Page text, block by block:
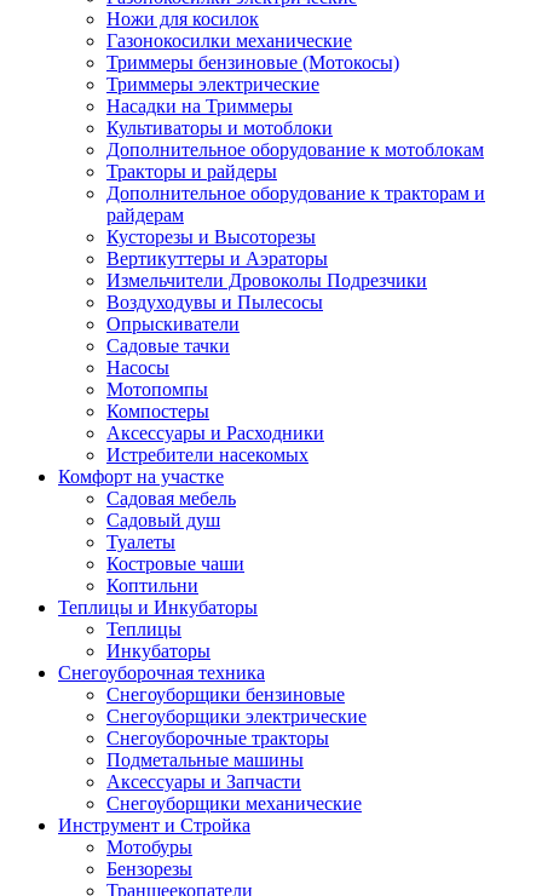
Ножи для косилок
Газонокосилки механические
Триммеры бензиновые (Мотокосы)
Триммеры электрические
Насадки на Триммеры
Культиваторы и мотоблоки
Дополнительное оборудование к мотоблокам
Тракторы и райдеры
Дополнительное оборудование к тракторам и
райдерам
Кусторезы и Высоторезы
Вертикуттеры и Аэраторы
Измельчители Дровоколы Подрезчики
Воздуходувы и Пылесосы
Опрыскиватели
Садовые тачки
Насосы
Мотопомпы
Компостеры
Аксессуары и Расходники
Истребители насекомых
Комфорт на участке
Садовая мебель
Садовый душ
Туалеты
Костровые чаши
Коптильни
Теплицы и Инкубаторы
Теплицы
Инкубаторы
Снегоуборочная техника
Снегоуборщики бензиновые
Снегоуборщики электрические
Снегоуборочные тракторы
Подметальные машины
Аксессуары и Запчасти
Снегоуборщики механические
Инструмент и Стройка
Мотобуры
Бензорезы
Траншеекопатели